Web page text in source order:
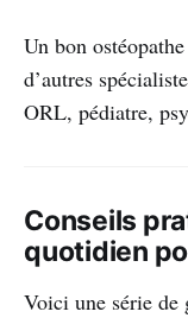
Un bon
d’autres
ORL, pédiatre,
Conseils
quotidien
Voici une série de